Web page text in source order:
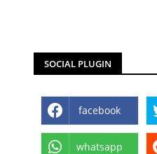
SOCIAL PLUGIN
facebook
whatsapp